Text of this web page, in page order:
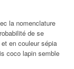
la nomenclature
de se
en couleur sépia
coco lapin semble